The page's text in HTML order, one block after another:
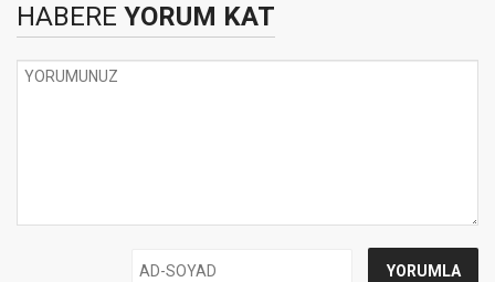
HABERE YORUM KAT